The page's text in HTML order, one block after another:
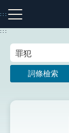
到
主
:::
注音索引圖示
:::
詞條檢索